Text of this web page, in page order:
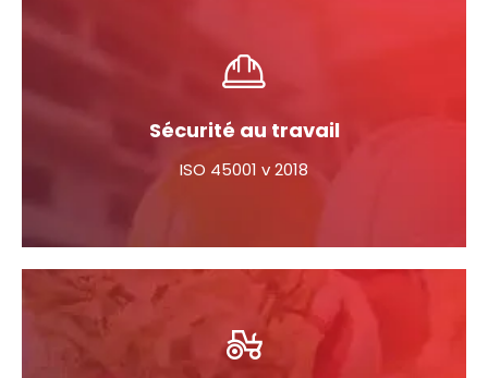
Sécurité au travail
ISO 45001 v 2018